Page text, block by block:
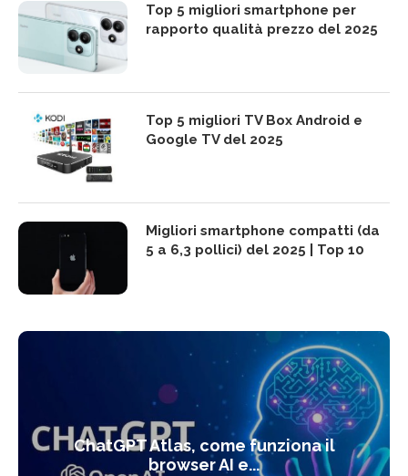
Top 5 migliori smartphone per
rapporto qualità prezzo del 2025
Top 5 migliori TV Box Android e
Google TV del 2025
Migliori smartphone compatti (da
5 a 6,3 pollici) del 2025 | Top 10
ChatGPT Atlas, come funziona il
browser AI e...